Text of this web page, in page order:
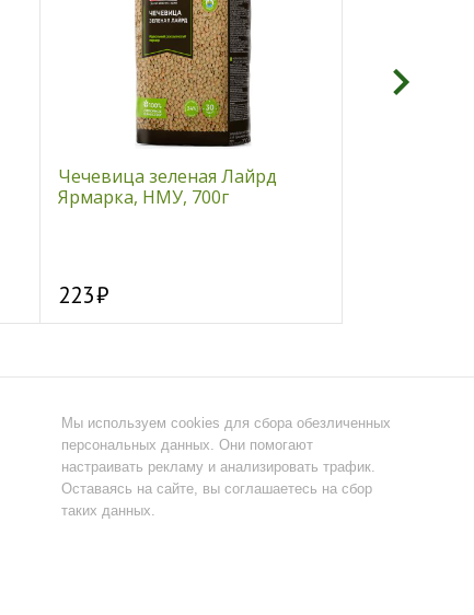
Чечевица зеленая Лайрд
Ярмарка, НМУ, 700г
223
Мы используем cookies для сбора обезличенных
персональных данных. Они помогают
настраивать рекламу и анализировать трафик.
Оставаясь на сайте, вы соглашаетесь на сбор
таких данных.